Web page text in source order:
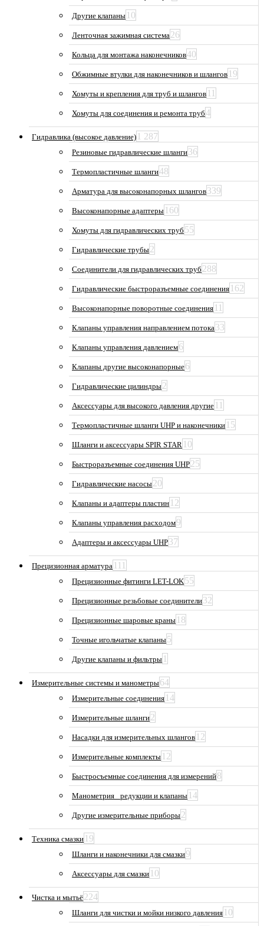
Другие клапаны 10
Ленточная зажимная система26
Кольца для монтажа наконечников40
Обжимные втулки для наконечников и шлангов 19
Хомуты и крепления для труб и шлангов 11
Хомуты для соединения и ремонта труб4
Гидравлика (высокое давление) 1 287
Резиновые гидравлические шланги36
Термопластичные шланги48
Арматура для высоконапорных шлангов339
Высоконапорные адаптеры 160
Хомуты для гидравлических труб 55
Гидравлические трубы2
Соединители для гидравлических труб 288
Гидравлические быстроразъемные соединения 162
Высоконапорные поворотные соединения 11
Клапаны управления направлением потока33
Клапаны управления давлением6
Клапаны другие высоконапорные6
Гидравлические цилиндры2
Аксессуары для высокого давления другие 11
Термопластичные шланги UHP и наконечники 15
Шланги и аксессуары SPIR STAR 10
Быстроразъемные соединения UHP25
Гидравлические насосы20
Клапаны и адаптеры пластин 12
Клапаны управления расходом9
Адаптеры и аксессуары UHP37
Прецизионная арматура 111
Прецизионные фитинги LET-LOK55
Прецизионные резьбовые соединители32
Прецизионные шаровые краны 18
Точные игольчатые клапаны5
Другие клапаны и фильтры 1
Измерительные системы и манометры64
Измерительные соединения 14
Измерительные шланги2
Насадки для измерительных шлангов 12
Измерительные комплекты 12
Быстросъемные соединения для измерений8
Манометрия_ редукции и клапаны 14
Другие измерительные приборы2
Техника смазки 19
Шланги и наконечники для смазки9
Аксессуары для смазки 10
Чистка и мытьё224
Шланги для чистки и мойки низкого давления 10